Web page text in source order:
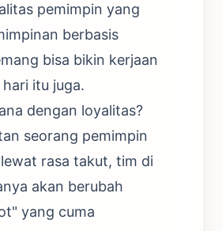
pemimpin yang
berbasis
bisa bikin kerjaan
itu juga.
dengan loyalitas?
seorang pemimpin
rasa takut, tim di
akan berubah
yang cuma